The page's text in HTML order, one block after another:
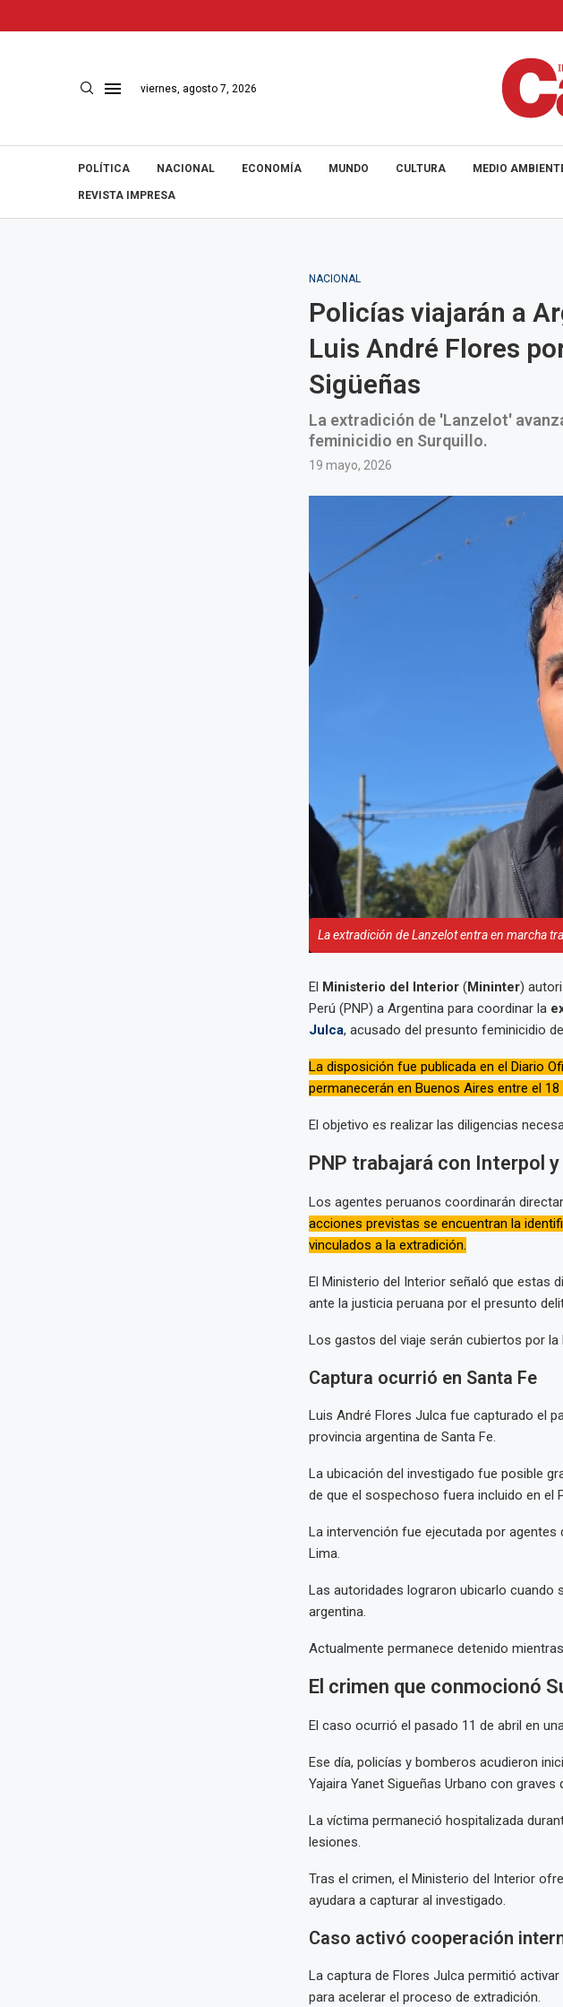
viernes, agosto 7, 2026
POLÍTICA NACIONAL ECONOMÍA MUNDO CULTURA MEDIO
REVISTA IMPRESA
NACIONAL
Policías viajarán a
Luis André Flores
Sigüeñas
La extradición de 'Lanzelot'
feminicidio en Surquillo.
19 mayo, 2026
La extradición de Lanzelot entra en marcha
El Ministerio del Interior (Mininter)
Perú (PNP) a Argentina para coordinar la
Julca, acusado del presunto feminicidio
La disposición fue publicada en el Diario
permanecerán en Buenos Aires entre el 18
El objetivo es realizar las diligencias
PNP trabajará con Interpol
Los agentes peruanos coordinarán
acciones previstas se encuentran la
vinculados a la extradición.
El Ministerio del Interior señaló que estas
ante la justicia peruana por el presunto
Los gastos del viaje serán cubiertos por la
Captura ocurrió en Santa Fe
Luis André Flores Julca fue capturado el
provincia argentina de Santa Fe.
La ubicación del investigado fue posible
de que el sospechoso fuera incluido en el
La intervención fue ejecutada por
Lima.
Las autoridades lograron ubicarlo cuando
argentina.
Actualmente permanece detenido
El crimen que conmocionó
El caso ocurrió el pasado 11 de abril en
Ese día, policías y bomberos acudieron
Yajaira Yanet Sigueñas Urbano con
La víctima permaneció hospitalizada
lesiones.
Tras el crimen, el Ministerio del Interior
ayudara a capturar al investigado.
Caso activó cooperación
La captura de Flores Julca permitió
para acelerar el proceso de extradición.